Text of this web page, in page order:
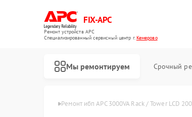
FIX-APC
Ремонт устройств APC
Специализированный cервисный центр г.Кемерово
Мы ремонтируем Срочный
APC в Кемерово Ремонт ибп APC 3000VA Rack / Tower LCD